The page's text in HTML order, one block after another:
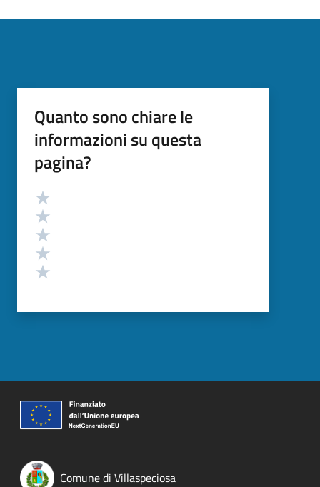
Quanto sono chiare le
informazioni su questa
pagina?
Valutazione
Comune di Villaspeciosa